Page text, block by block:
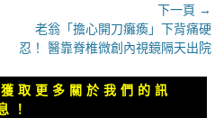
下一頁 →
一
文
章：
老翁「擔心開刀癱瘓」下背痛硬
忍！ 醫靠脊椎微創內視鏡隔天出院
取更多關於我們的訊
！